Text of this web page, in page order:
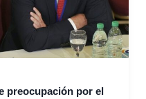
preocupación por el